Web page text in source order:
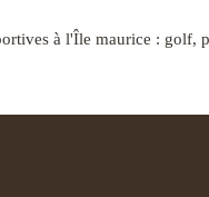
à l'Île maurice : golf,